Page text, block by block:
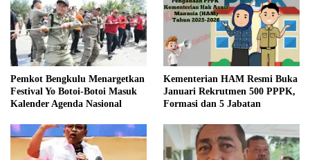
Pemkot Bengkulu Menargetkan
Festival Yo Botoi-Botoi Masuk
Kalender Agenda Nasional
Kementerian HAM Resmi Buka
Januari Rekrutmen 500 PPPK,
Formasi dan 5 Jabatan